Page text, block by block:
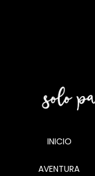
INICIO
AVENTURA